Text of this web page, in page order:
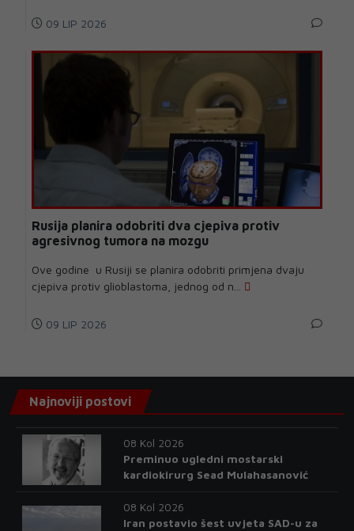
09 LIP 2026
Rusija planira odobriti dva cjepiva protiv
agresivnog tumora na mozgu
Ove godine u Rusiji se planira odobriti primjena dvaju
cjepiva protiv glioblastoma, jednog od n...
09 LIP 2026
Najnoviji postovi
08 Kol 2026
Preminuo ugledni mostarski
kardiokirurg Sead Mulahasanović
08 Kol 2026
Iran postavio šest uvjeta SAD-u za